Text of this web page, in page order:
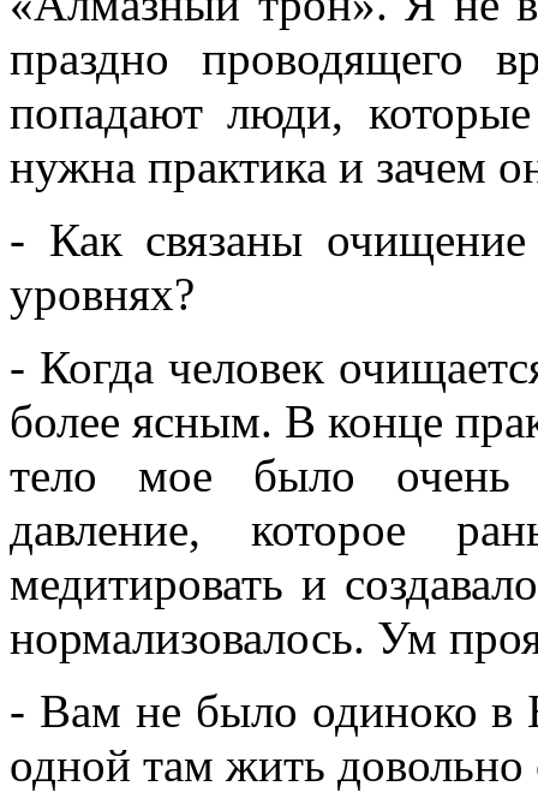
праздно проводящего
попадают люди,
нужна практика и зачем
- Как связаны
уровнях?
- Когда человек
более ясным. В конце
тело мое было очень
давление, которое
медитировать и
нормализовалось. Ум
- Вам не было одиноко в
одной там жить